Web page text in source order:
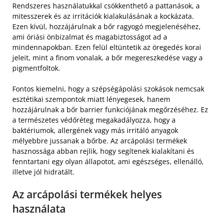
Rendszeres használatukkal csökkenthető a pattanások, a
mitesszerek és az irritációk kialakulásának a kockázata.
Ezen kívül, hozzájárulnak a bőr ragyogó megjelenéséhez,
ami óriási önbizalmat és magabiztosságot ad a
mindennapokban. Ezen felül eltüntetik az öregedés korai
jeleit, mint a finom vonalak, a bőr megereszkedése vagy a
pigmentfoltok.
Fontos kiemelni, hogy a szépségápolási szokások nemcsak
esztétikai szempontok miatt lényegesek, hanem
hozzájárulnak a bőr barrier funkciójának megőrzéséhez. Ez
a természetes védőréteg megakadályozza, hogy a
baktériumok, allergének vagy más irritáló anyagok
mélyebbre jussanak a bőrbe. Az arcápolási termékek
hasznossága abban rejlik, hogy segítenek kialakítani és
fenntartani egy olyan állapotot, ami egészséges, ellenálló,
illetve jól hidratált.
Az arcápolási termékek helyes
használata